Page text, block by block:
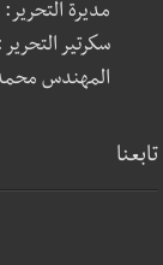
مديرة
سكرتير
المهندس
تابعنا